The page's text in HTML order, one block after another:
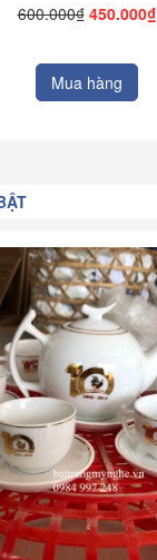
600.000₫ 450.000₫
Mua hàng